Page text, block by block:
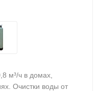
м³/ч в домах,
Очистки воды от